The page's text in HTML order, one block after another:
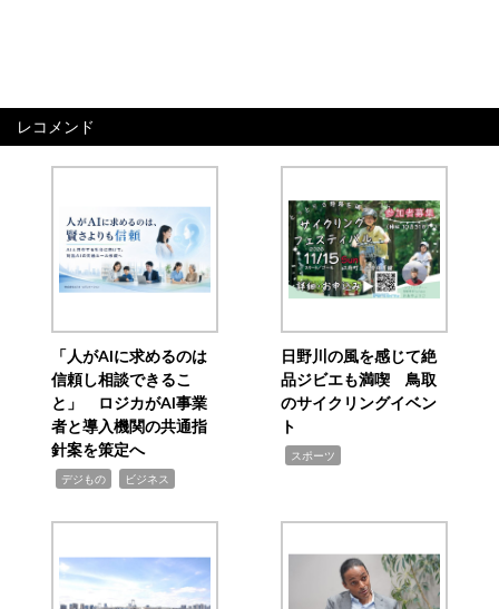
レコメンド
「人がAIに求めるのは
信頼し相談できるこ
と」 ロジカがAI事業
者と導入機関の共通指
針案を策定へ
デジもの ビジネス
日野川の風を感じて絶
品ジビエも満喫 鳥取
のサイクリングイベン
ト
スポーツ